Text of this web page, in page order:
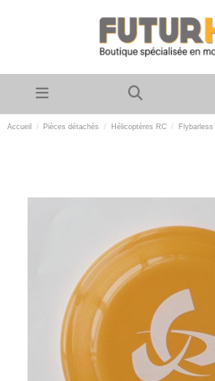
Accueil Pièces détachés Hélicoptères RC Flybarless